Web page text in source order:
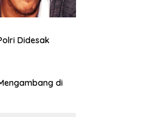
Didesak
di